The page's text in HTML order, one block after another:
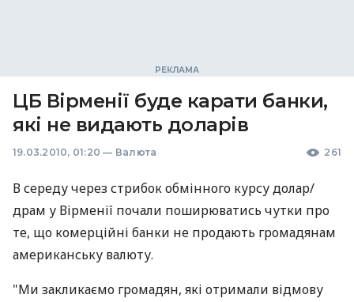
ЦБ Вірменії буде карати банки,
які не видають доларів
19.03.2010, 01:20 — Валюта 261
В середу через стрибок обмінного курсу долар/
драм у Вірменії почали поширюватись чутки про
те, що комерційні банки не продають громадянам
американську валюту.
"Ми закликаємо громадян, які отримали відмову